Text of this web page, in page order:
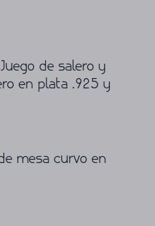
de salero y
en plata .925 y
mesa curvo en